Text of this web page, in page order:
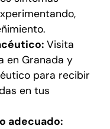
Visita
en Granada y
para recibir
en tus
adecuado: